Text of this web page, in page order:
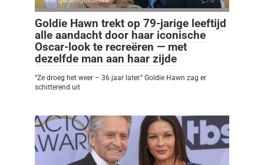
Goldie Hawn trekt op 79-jarige leeftijd
alle aandacht door haar iconische
Oscar-look te recreëren — met
dezelfde man aan haar zijde
“Ze droeg het weer – 36 jaar later.” Goldie Hawn zag er
schitterend uit